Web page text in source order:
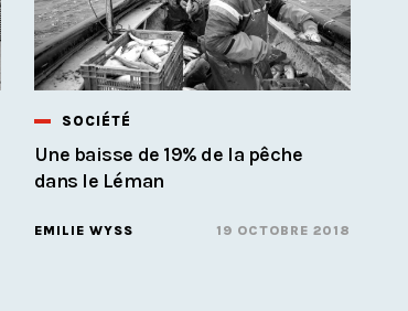
SOCIÉTÉ
Une baisse de 19% de la pêche
dans le Léman
EMILIE WYSS 19 OCTOBRE 2018